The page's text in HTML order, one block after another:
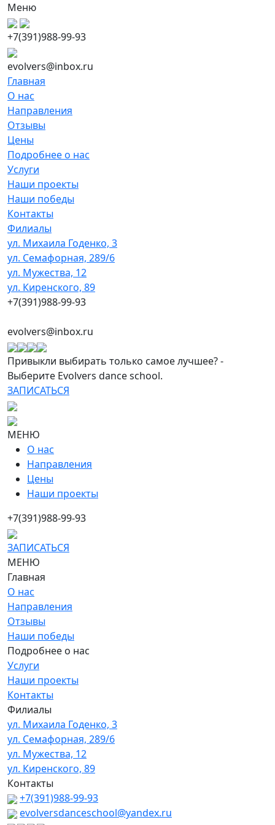
Меню
+7(391)988-99-93
evolvers@inbox.ru
Главная
О нас
Направления
Отзывы
Цены
Подробнее о нас
Услуги
Наши проекты
Наши победы
Контакты
Филиалы
ул. Михаила Годенко, 3
ул. Семафорная, 289/6
ул. Мужества, 12
ул. Киренского, 89
+7(391)988-99-93
evolvers@inbox.ru
Привыкли выбирать только самое лучшее? -
Выберите Evolvers dance school.
ЗАПИСАТЬСЯ
МЕНЮ
О нас
Направления
Цены
Наши проекты
+7(391)988-99-93
ЗАПИСАТЬСЯ
МЕНЮ
Главная
О нас
Направления
Отзывы
Наши победы
Подробнее о нас
Услуги
Наши проекты
Контакты
Филиалы
ул. Михаила Годенко, 3
ул. Семафорная, 289/6
ул. Мужества, 12
ул. Киренского, 89
Контакты
+7(391)988-99-93
evolversdanceschool@yandex.ru